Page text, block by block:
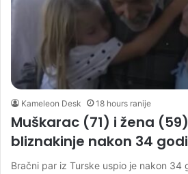
Kameleon Desk 18 hours ranije
Muškarac (71) i žena
bliznakinje nakon 34
Bračni par iz Turske uspio je nakon 34